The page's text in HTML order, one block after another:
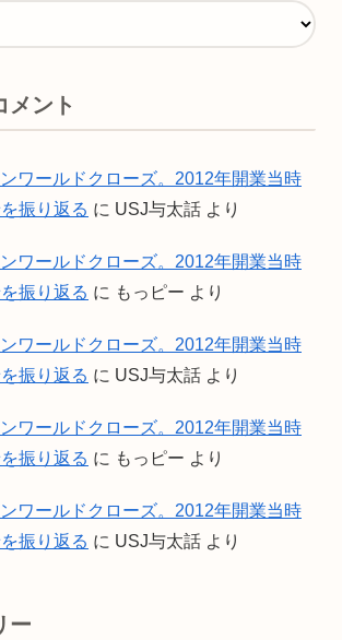
メント
ワールドクローズ。2012年開業当時
振り返る に USJ与太話 より
ワールドクローズ。2012年開業当時
振り返る に もっピー より
ワールドクローズ。2012年開業当時
振り返る に USJ与太話 より
ワールドクローズ。2012年開業当時
振り返る に もっピー より
ワールドクローズ。2012年開業当時
振り返る に USJ与太話 より
ー